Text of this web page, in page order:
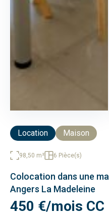
Location Maison
98,50 m² 6 Pièce(s)
Colocation dans une
Angers La Madeleine
450 €/mois CC